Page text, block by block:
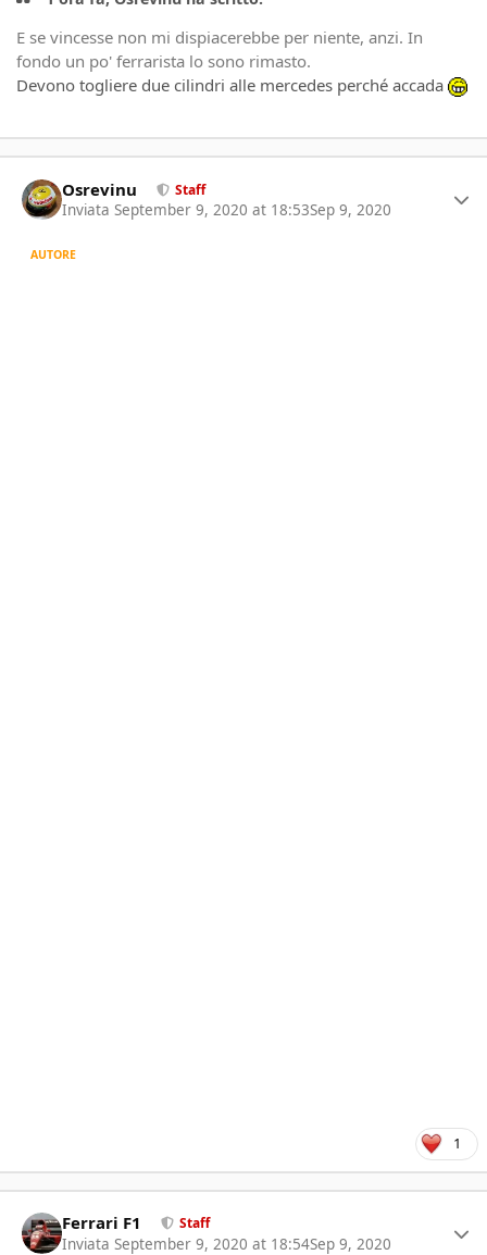
E se vincesse non mi dispiacerebbe per niente, anzi. In
fondo un po' ferrarista lo sono rimasto.
Devono togliere due cilindri alle mercedes perché accada
Osrevinu Staff
Inviata September 9, 2020 at 18:53Sep 9, 2020
AUTORE
1
Ferrari F1 Staff
Inviata September 9, 2020 at 18:54Sep 9, 2020